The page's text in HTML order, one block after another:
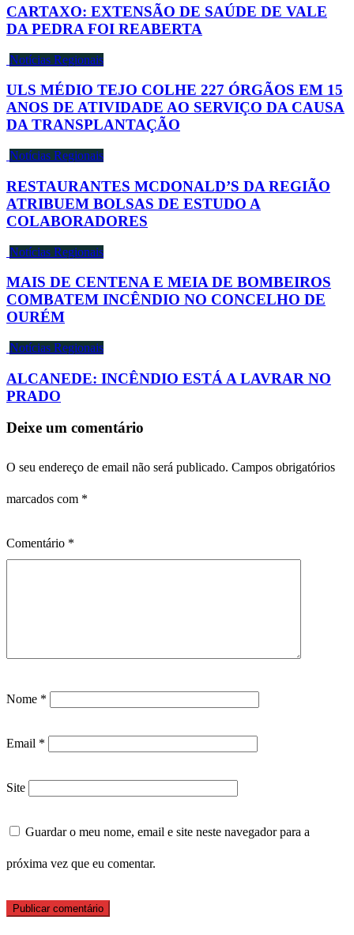
CARTAXO: EXTENSÃO DE SAÚDE DE VALE
DA PEDRA FOI REABERTA
Notícias Regionais
ULS MÉDIO TEJO COLHE 227 ÓRGÃOS EM 15
ANOS DE ATIVIDADE AO SERVIÇO DA CAUSA
DA TRANSPLANTAÇÃO
Notícias Regionais
RESTAURANTES MCDONALD’S DA REGIÃO
ATRIBUEM BOLSAS DE ESTUDO A
COLABORADORES
Notícias Regionais
MAIS DE CENTENA E MEIA DE BOMBEIROS
COMBATEM INCÊNDIO NO CONCELHO DE
OURÉM
Notícias Regionais
ALCANEDE: INCÊNDIO ESTÁ A LAVRAR NO
PRADO
Deixe um comentário
O seu endereço de email não será publicado. Campos obrigatórios
marcados com *
Comentário *
Nome *
Email *
Site
Guardar o meu nome, email e site neste navegador para a
próxima vez que eu comentar.